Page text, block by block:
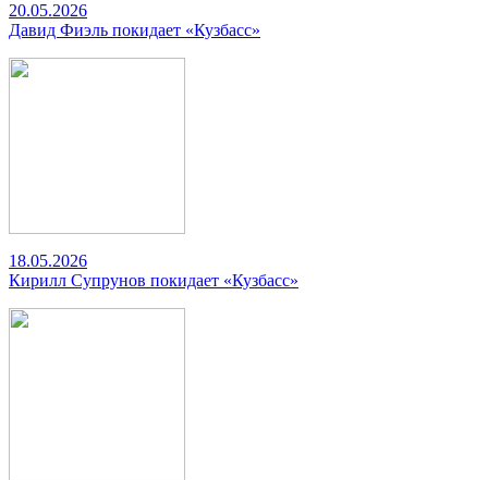
20.05.2026
Давид Фиэль покидает «Кузбасс»
18.05.2026
Кирилл Супрунов покидает «Кузбасс»